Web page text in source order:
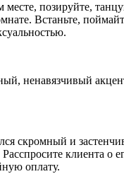
месте, позируйте,
Встаньте,
ненавязчивый
скромный и
клиента
оплату.